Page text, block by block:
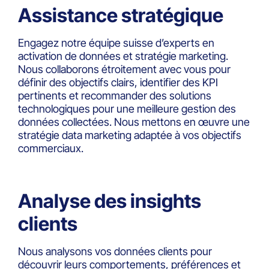
Assistance stratégique
Engagez notre équipe suisse d’experts en
activation de données et stratégie marketing.
Nous collaborons étroitement avec vous pour
définir des objectifs clairs, identifier des KPI
pertinents et recommander des solutions
technologiques pour une meilleure gestion des
données collectées. Nous mettons en œuvre une
stratégie data marketing adaptée à vos objectifs
commerciaux.
Analyse des insights
clients
Nous analysons vos données clients pour
découvrir leurs comportements, préférences et